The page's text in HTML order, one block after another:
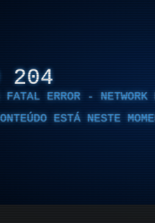
204
ERROR - NETWORK
ESTÁ NESTE